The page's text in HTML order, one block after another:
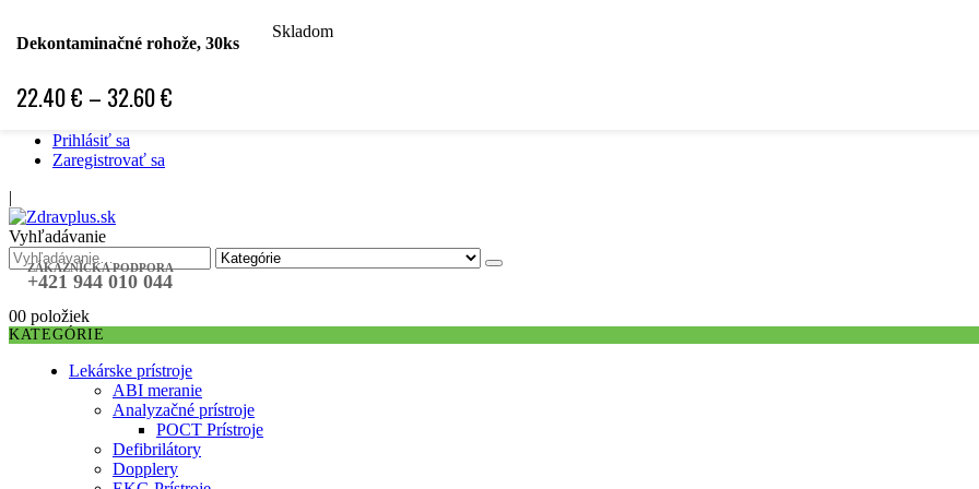
Hľadať podľa špecializácie
Špecifická objednávka
Prihlásiť sa
Zaregistrovať sa
|
Vyhľadávanie
ZÁKAZNÍCKA PODPORA
+421 944 010 044
00 položiek
KATEGÓRIE
Lekárske prístroje
ABI meranie
Analyzačné prístroje
POCT Prístroje
Defibrilátory
Dopplery
Dekontaminačné rohože, 30ks
22.40€ – 32.60€
Skladom